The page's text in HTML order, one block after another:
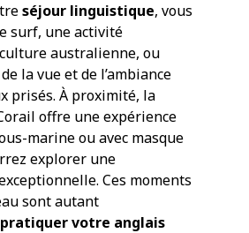
séjour linguistique, vous
surf, une activité
australienne, ou
la vue et de l’ambiance
prisés. À proximité, la
offre une expérience
marine ou avec masque
explorer une
Ces moments
sont autant
pratiquer votre anglais